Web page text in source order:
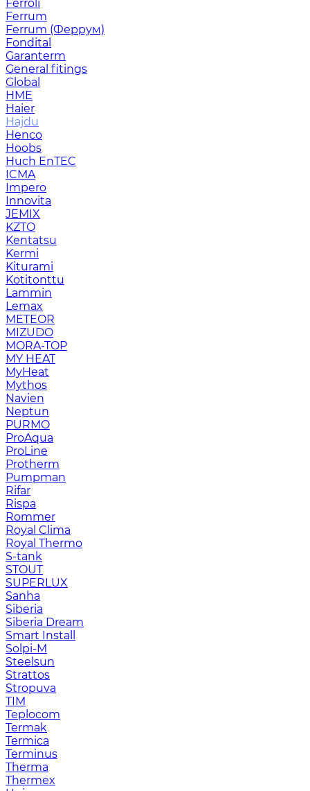
Ferroli
Ferrum
Ferrum (Феррум)
Fondital
Garanterm
General fitings
Global
HME
Haier
Hajdu
Henco
Hoobs
Huch EnTEC
ICMA
Impero
Innovita
JEMIX
KZTO
Kentatsu
Kermi
Kiturami
Kotitonttu
Lammin
Lemax
METEOR
MIZUDO
MORA-TOP
MY HEAT
MyHeat
Mythos
Navien
Neptun
PURMO
ProAqua
ProLine
Protherm
Pumpman
Rifar
Rispa
Rommer
Royal Clima
Royal Thermo
S-tank
STOUT
SUPERLUX
Sanha
Siberia
Siberia Dream
Smart Install
Solpi-M
Steelsun
Strattos
Stropuva
TIM
Teplocom
Termak
Termica
Terminus
Therma
Thermex